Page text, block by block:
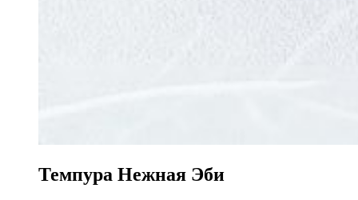
Темпура Нежная Эби